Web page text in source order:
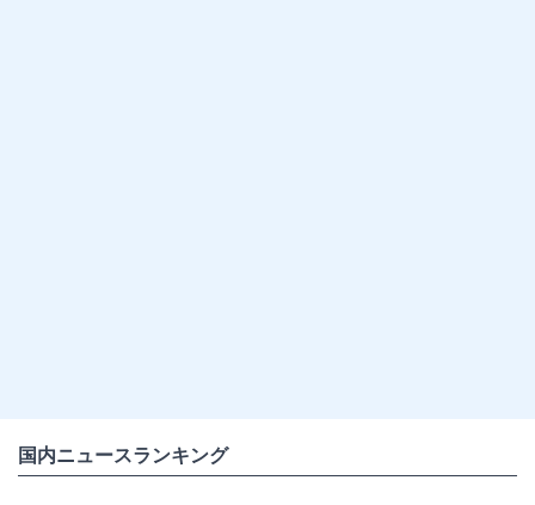
国内ニュースランキング